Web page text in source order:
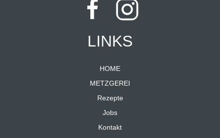
LINKS
HOME
METZGEREI
Rezepte
Jobs
Kontakt